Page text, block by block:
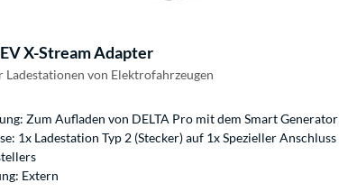
EV X-Stream Adapter
Ladestationen von Elektrofahrzeugen
Zum Aufladen von DELTA Pro mit dem Smart Generator
1x Ladestation Typ 2 (Stecker) auf 1x Spezieller Anschluss
Extern